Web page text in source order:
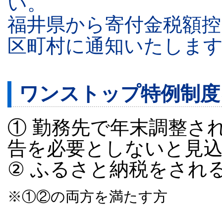
福井県から寄付金税額
区町村に通知いたしま
ワンストップ特例制
① 勤務先で年末調整さ
告を必要としないと見
② ふるさと納税をされ
※①②の両方を満たす方